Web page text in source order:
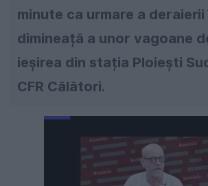
minute ca urmare a
dimineață a unor vagoane
ieșirea din stația Ploiești
CFR Călători.